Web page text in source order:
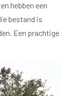
hebben een
bestand is
Een prachtige